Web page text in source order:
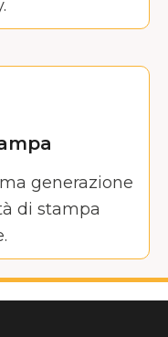
generazione
di stampa